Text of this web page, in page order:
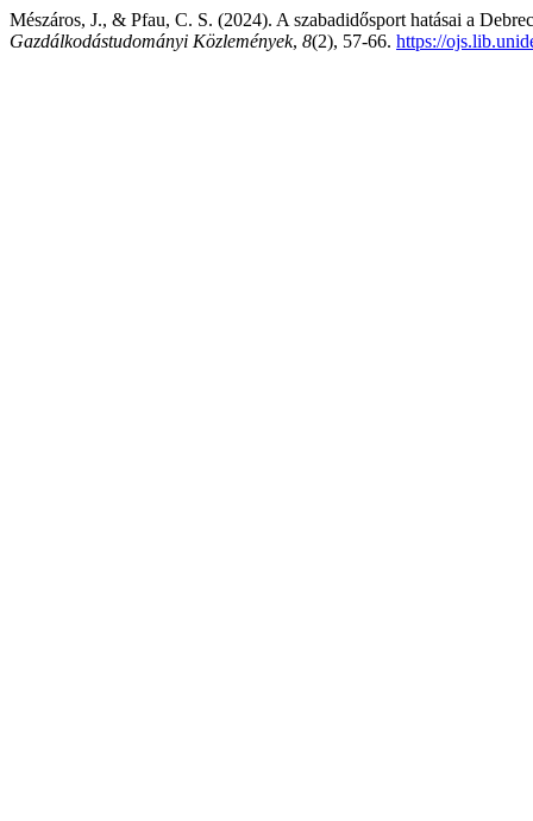
Mészáros, J., & Pfau, C. S. (2024). A szabadidősport hatásai a
Gazdálkodástudományi Közlemények, 8(2), 57-66. https://